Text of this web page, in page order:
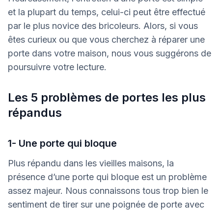
et la plupart du temps, celui-ci peut être effectué
par le plus novice des bricoleurs. Alors, si vous
êtes curieux ou que vous cherchez à réparer une
porte dans votre maison, nous vous suggérons de
poursuivre votre lecture.
Les 5 problèmes de portes les plus
répandus
1- Une porte qui bloque
Plus répandu dans les vieilles maisons, la
présence d’une porte qui bloque est un problème
assez majeur. Nous connaissons tous trop bien le
sentiment de tirer sur une poignée de porte avec